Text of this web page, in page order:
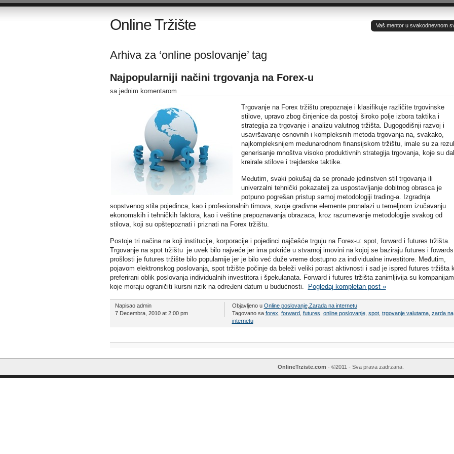
Online Tržište Vaš mentor u svakodnevnom
Arhiva za ‘online poslovanje’ tag
Najpopularniji načini trgovanja na Forex-u
sa jednim komentarom
Trgovanje na Forex tržištu prepoznaje i klasifikuje različite trgovinske
stilove, upravo zbog činjenice da postoji široko polje izbora taktika i
strategija za trgovanje i analizu valutnog tržišta. Dugogodišnji razvoj i
usavršavanje osnovnih i kompleksnih metoda trgovanja na, svakako,
najkompleksnijem međunarodnom finansijskom tržištu, imale su za
generisanje mnoštva visoko produktivnih strategija trgovanja, koje su
kreirale stilove i trejderske taktike.
Međutim, svaki pokušaj da se pronađe jedinstven stil trgovanja ili
univerzalni tehnički pokazatelj za uspostavljanje dobitnog obrasca je
potpuno pogrešan pristup samoj metodologiji trading-a. Izgradnja
sopstvenog stila pojedinca, kao i profesionalnih timova, svoje gradivne elemente pronalazi u temeljnom izučavanju
ekonomskih i tehničkih faktora, kao i veštine prepoznavanja obrazaca, kroz razumevanje metodologije svakog od
stilova, koji su opštepoznati i priznati na Forex tržištu.
Postoje tri načina na koji institucije, korporacije i pojedinci najčešće trguju na Forex-u: spot, forward i futures tržišta.
Trgovanje na spot tržištu je uvek bilo najveće jer ima pokriće u stvarnoj imovini na kojoj se baziraju futures i
prošlosti je futures tržište bilo popularnije jer je bilo već duže vreme dostupno za individualne investitore. Međutim,
pojavom elektronskog poslovanja, spot tržište počinje da beleži veliki porast aktivnosti i sad je ispred futures tržišta
preferirani oblik poslovanja individualnih investitora i špekulanata. Forward i futures tržišta zanimljivija su
koje moraju ograničiti kursni rizik na određeni datum u budućnosti.
Pogledaj kompletan post »
Napisao admin
7 Decembra, 2010 at 2:00 pm
Objavljeno u Online poslovanje, Zarada na internetu
Tagovano sa forex forward, futures online poslovanje, spot, trgovanje valutama, zarda na
internetu
OnlineTrziste.com - ©2011 - Sva prava zadrzana.